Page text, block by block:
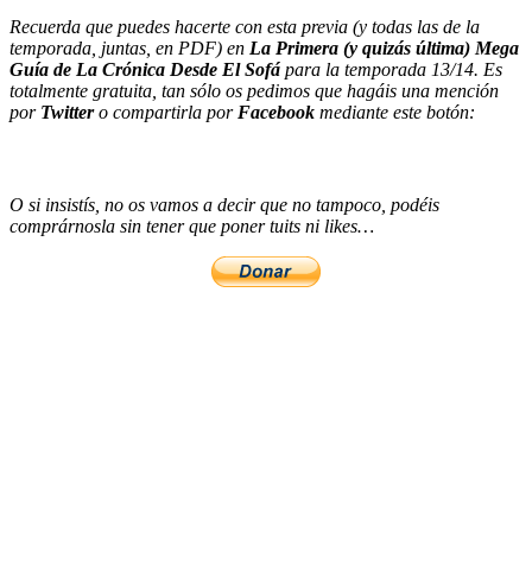
Recuerda que puedes hacerte con esta previa (y todas las de la
temporada, juntas, en PDF) en La Primera (y quizás última) Mega
Guía de La Crónica Desde El Sofá para la temporada 13/14. Es
totalmente gratuita, tan sólo os pedimos que hagáis una mención
por Twittero compartirla por Facebook mediante este botón:
O si insistís, no os vamos a decir que no tampoco, podéis
comprárnosla sin tener que poner tuits ni likes…